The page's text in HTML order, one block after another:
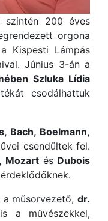
200 éves
orgona
Kispesti Lámpás
Június 3-án a
Szluka Lídia
csodálhattuk
Bach, Boelmann,
csendültek fel.
Mozart és Dubois
műsorvezető, dr.
a művészekkel,